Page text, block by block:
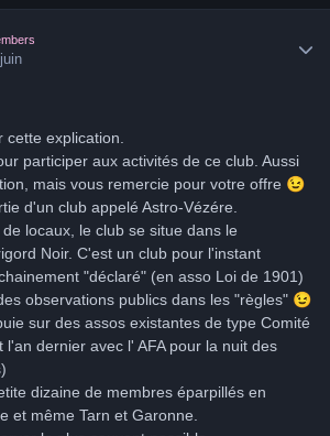
cette explication.
participer aux activités de ce club. Aussi
mais vous remercie pour votre offre 😉
d'un club appelé Astro-Vézére.
locaux, le club se situe dans le
Noir. C'est un club pour l'instant
"déclaré" (en asso Loi de 1901)
observations publics dans les "règles" 😉
sur des assos existantes de type Comité
l'an dernier avec l' AFA pour la nuit des
dizaine de membres éparpillés en
et même Tarn et Garonne.